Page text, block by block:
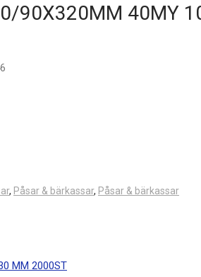
90X320MM 40MY
, Påsar & bärkassar, Påsar & bärkassar
MM 2000ST